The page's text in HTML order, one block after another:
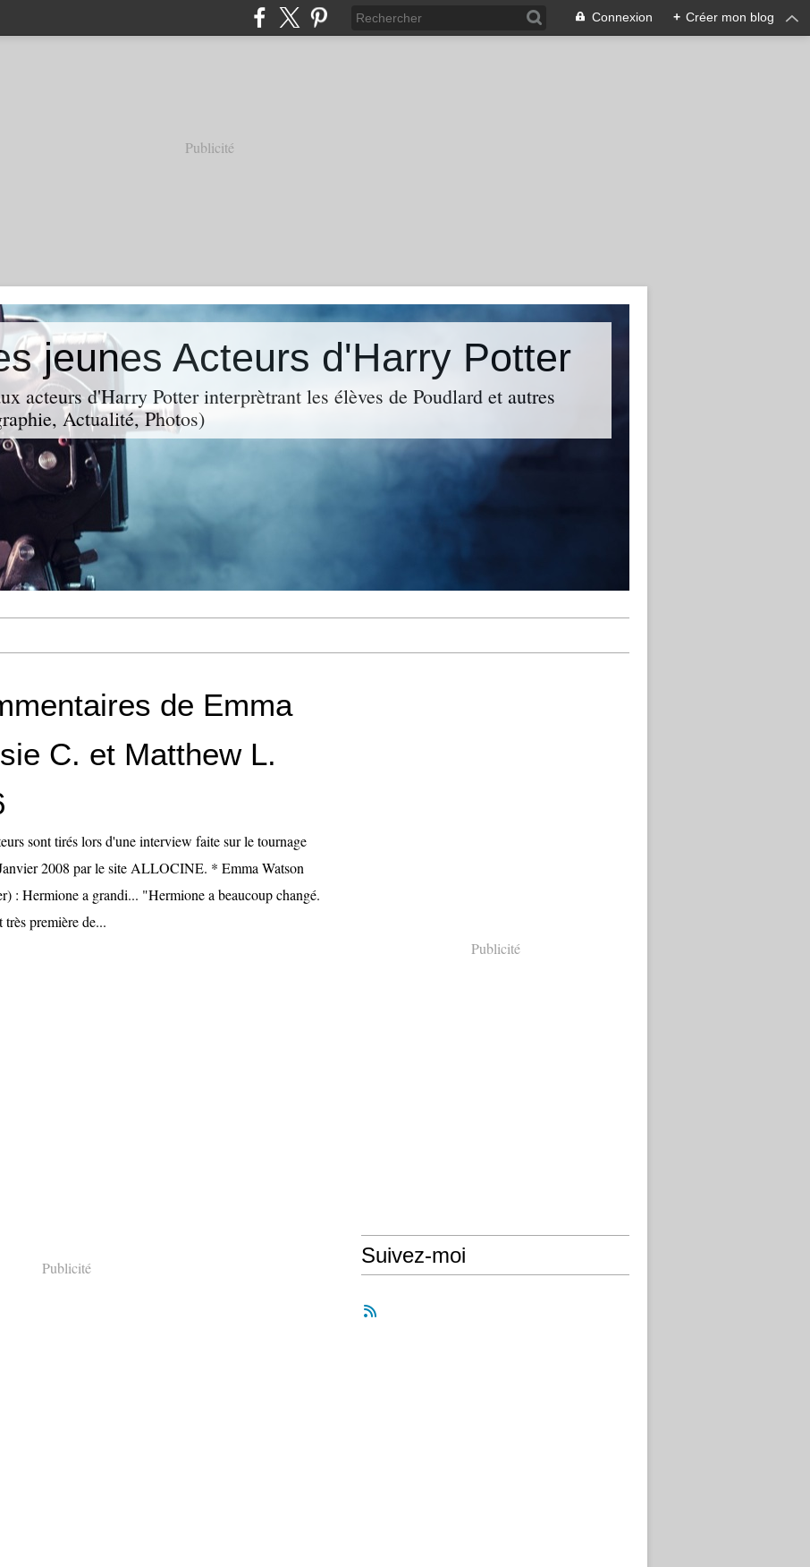
Connexion + Créer mon blog
Publicité
jeunes Acteurs d'Harry Potter
acteurs d'Harry Potter interprètrant les élèves de Poudlard et autres
Actualité, Photos)
de Emma
C. et Matthew L.
sont tirés lors d'une interview faite sur le tournage
2008 par le site ALLOCINE. * Emma Watson
: Hermione a grandi... "Hermione a beaucoup changé.
première de...
Publicité
Publicité
Suivez-moi